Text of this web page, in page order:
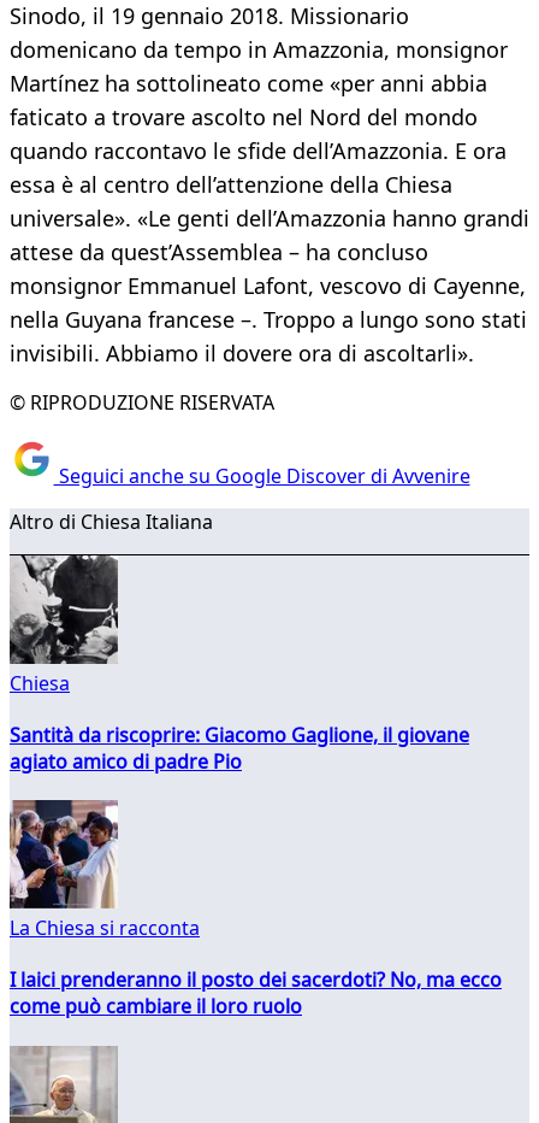
Sinodo, il 19 gennaio 2018. Missionario
domenicano da tempo in Amazzonia, monsignor
Martínez ha sottolineato come «per anni abbia
faticato a trovare ascolto nel Nord del mondo
quando raccontavo le sfide dell’Amazzonia. E ora
essa è al centro dell’attenzione della Chiesa
universale». «Le genti dell’Amazzonia hanno grandi
attese da quest’Assemblea – ha concluso
monsignor Emmanuel Lafont, vescovo di Cayenne,
nella Guyana francese –. Troppo a lungo sono stati
invisibili. Abbiamo il dovere ora di ascoltarli».
© RIPRODUZIONE RISERVATA
Seguici anche su Google Discover di Avvenire
Altro di Chiesa Italiana
Chiesa
Santità da riscoprire: Giacomo Gaglione, il giovane
agiato amico di padre Pio
La Chiesa si racconta
I laici prenderanno il posto dei sacerdoti? No, ma ecco
come può cambiare il loro ruolo